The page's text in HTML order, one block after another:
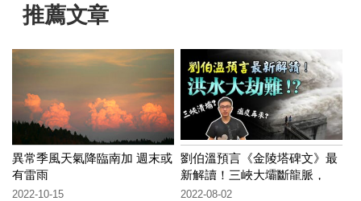
推薦文章
異常季風天氣降臨南加 週末或
有雷雨
2022-10-15
劉伯溫預言《金陵塔碑文》最
新解讀！三峽大壩斷龍脈，
2020年大洪水爆發？【地球旅
2022-08-02